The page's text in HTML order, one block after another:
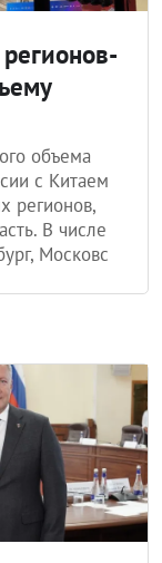
объема
с Китаем
регионов,
В числе
Московс